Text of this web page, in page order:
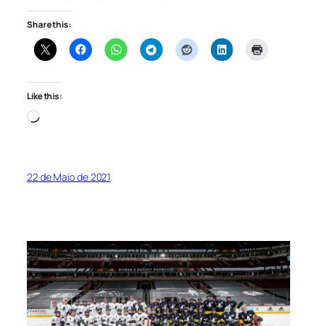
Share this:
Like this:
Loading…
22 de Maio de 2021